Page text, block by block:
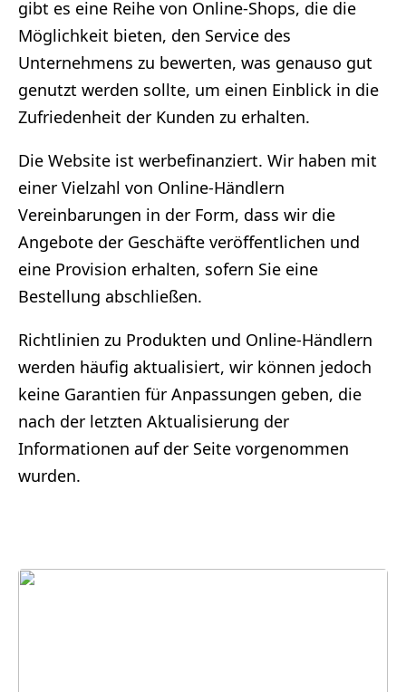
gibt es eine Reihe von Online-Shops, die die
Möglichkeit bieten, den Service des
Unternehmens zu bewerten, was genauso gut
genutzt werden sollte, um einen Einblick in die
Zufriedenheit der Kunden zu erhalten.
Die Website ist werbefinanziert. Wir haben mit
einer Vielzahl von Online-Händlern
Vereinbarungen in der Form, dass wir die
Angebote der Geschäfte veröffentlichen und
eine Provision erhalten, sofern Sie eine
Bestellung abschließen.
Richtlinien zu Produkten und Online-Händlern
werden häufig aktualisiert, wir können jedoch
keine Garantien für Anpassungen geben, die
nach der letzten Aktualisierung der
Informationen auf der Seite vorgenommen
wurden.